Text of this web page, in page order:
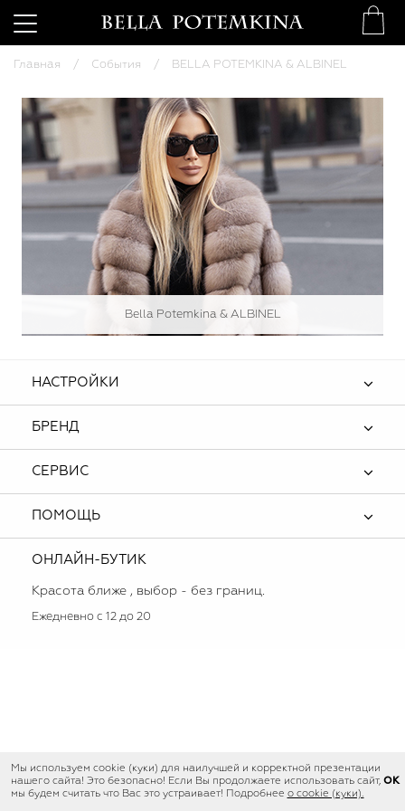
Мы используем cookie (куки) для наилучшей и корректной презентации
нашего сайта! Это безопасно! Если Вы продолжаете использовать сайт,
мы будем считать что Вас это устраивает! Подробнее о cookie (куки).
OK
Главная События BELLA POTEMKINA & ALBINEL
Bella Potemkina & ALBINEL
НАСТРОЙКИ
БРЕНД
СЕРВИС
ПОМОЩЬ
ОНЛАЙН-БУТИК
Красота ближе , выбор - без границ.
Ежедневно с 12 до 20